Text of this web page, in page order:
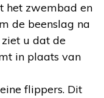
het zwembad en
de beenslag na
u dat de
in plaats van
flippers. Dit